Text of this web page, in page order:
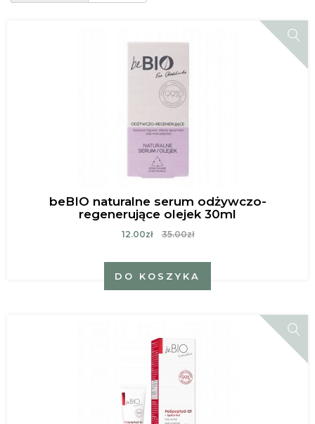
beBIO naturalne serum odżywczo-
regenerujące olejek 30ml
12.00zł 35.00zł
DO KOSZYKA